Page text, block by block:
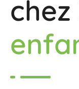
chez